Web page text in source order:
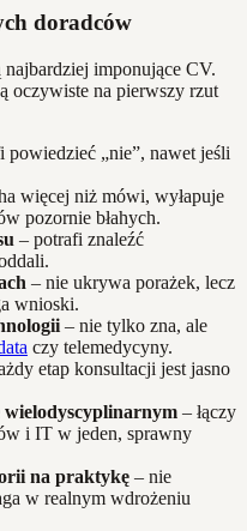
doradców
imponujące CV.
oczywiste na pierwszy rzut
powiedzieć „nie”, nawet jeśli
więcej niż mówi, wyłapuje
pozornie błahych.
– potrafi znaleźć
– nie ukrywa porażek, lecz
wnioski.
– nie tylko zna, ale
czy telemedycyny.
etap konsultacji jest jasno
wielodyscyplinarnym – łączy
i IT w jeden, sprawny
na praktykę – nie
w realnym wdrożeniu